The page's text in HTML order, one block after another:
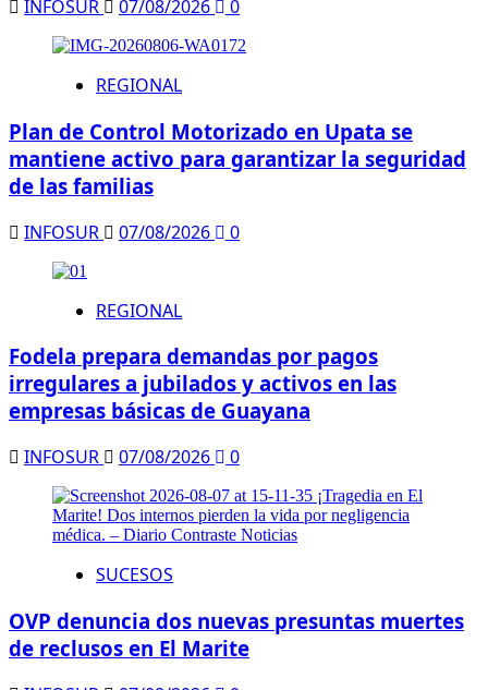
INFOSUR 07/08/2026 0
REGIONAL
Plan de Control Motorizado en Upata se
mantiene activo para garantizar la seguridad
de las familias
INFOSUR 07/08/2026 0
REGIONAL
Fodela prepara demandas por pagos
irregulares a jubilados y activos en las
empresas básicas de Guayana
INFOSUR 07/08/2026 0
SUCESOS
OVP denuncia dos nuevas presuntas muertes
de reclusos en El Marite